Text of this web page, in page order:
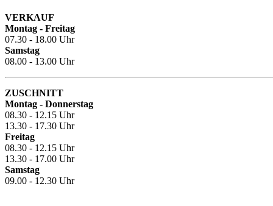
VERKAUF
Montag - Freitag
07.30 - 18.00 Uhr
Samstag
08.00 - 13.00 Uhr
ZUSCHNITT
Montag - Donnerstag
08.30 - 12.15 Uhr
13.30 - 17.30 Uhr
Freitag
08.30 - 12.15 Uhr
13.30 - 17.00 Uhr
Samstag
09.00 - 12.30 Uhr